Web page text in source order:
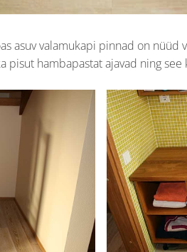
asuv valamukapi pinnad on nüüd
hambapastat ajavad ning see